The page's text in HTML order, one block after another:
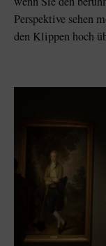
Perspektive sehen
den Klippen hoch